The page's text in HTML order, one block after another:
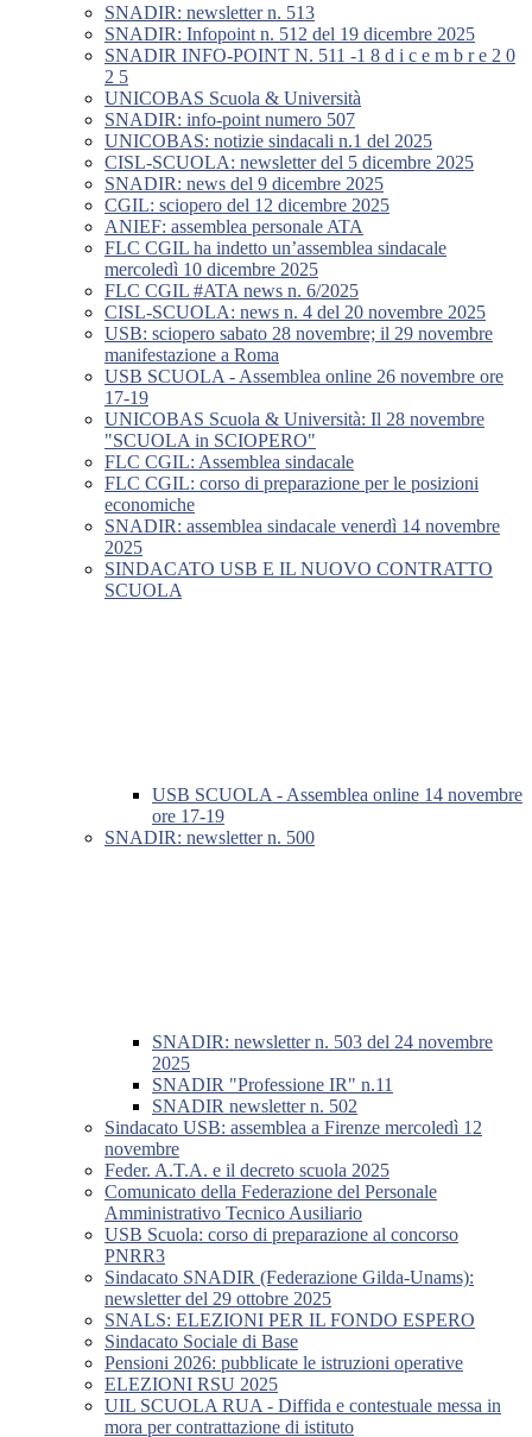
SNADIR: newsletter n. 513
SNADIR: Infopoint n. 512 del 19 dicembre 2025
SNADIR INFO-POINT N. 511 -1 8 d i c e m b r e 2 0
2 5
UNICOBAS Scuola & Università
SNADIR: info-point numero 507
UNICOBAS: notizie sindacali n.1 del 2025
CISL-SCUOLA: newsletter del 5 dicembre 2025
SNADIR: news del 9 dicembre 2025
CGIL: sciopero del 12 dicembre 2025
ANIEF: assemblea personale ATA
FLC CGIL ha indetto un’assemblea sindacale
mercoledì 10 dicembre 2025
FLC CGIL #ATA news n. 6/2025
CISL-SCUOLA: news n. 4 del 20 novembre 2025
USB: sciopero sabato 28 novembre; il 29 novembre
manifestazione a Roma
USB SCUOLA - Assemblea online 26 novembre ore
17-19
UNICOBAS Scuola & Università: Il 28 novembre
"SCUOLA in SCIOPERO"
FLC CGIL: Assemblea sindacale
FLC CGIL: corso di preparazione per le posizioni
economiche
SNADIR: assemblea sindacale venerdì 14 novembre
2025
SINDACATO USB E IL NUOVO CONTRATTO
SCUOLA
USB SCUOLA - Assemblea online 14 novembre
ore 17-19
SNADIR: newsletter n. 500
SNADIR: newsletter n. 503 del 24 novembre
2025
SNADIR "Professione IR" n.11
SNADIR newsletter n. 502
Sindacato USB: assemblea a Firenze mercoledì 12
novembre
Feder. A.T.A. e il decreto scuola 2025
Comunicato della Federazione del Personale
Amministrativo Tecnico Ausiliario
USB Scuola: corso di preparazione al concorso
PNRR3
Sindacato SNADIR (Federazione Gilda-Unams):
newsletter del 29 ottobre 2025
SNALS: ELEZIONI PER IL FONDO ESPERO
Sindacato Sociale di Base
Pensioni 2026: pubblicate le istruzioni operative
ELEZIONI RSU 2025
UIL SCUOLA RUA - Diffida e contestuale messa in
mora per contrattazione di istituto